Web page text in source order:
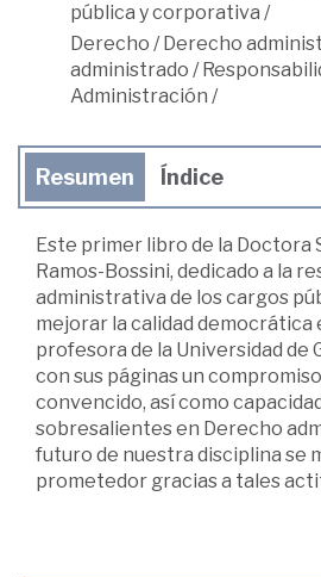
pública y corporativa /
Derecho /Derecho
administrado /
Administración /
Resumen Índice
Este primer libro de la Doctora
Ramos-Bossini, dedicado a la
administrativa de los cargos
mejorar la calidad democrática
profesora de la Universidad de
con sus páginas un
convencido, así como
sobresalientes en Derecho
futuro de nuestra disciplina se
prometedor gracias a tales